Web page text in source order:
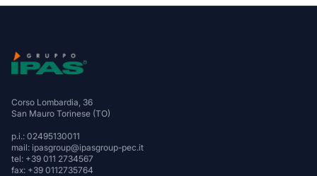
Corso Lombardia, 36
San Mauro Torinese (TO)
p.i.: 02495130011
mail: ipasgroup@ipasgroup-pec.it
tel: +39 011 2734567
fax: +39 0112735764